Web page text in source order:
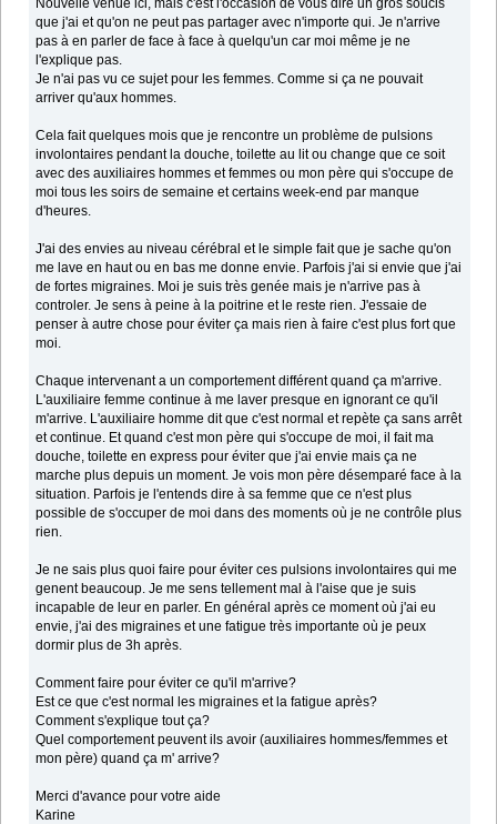
que j'ai et qu'on ne peut pas partager avec n'importe qui. Je n'arrive
pas à en parler de face à face à quelqu'un car moi même je ne
l'explique pas.
Je n'ai pas vu ce sujet pour les femmes. Comme si ça ne pouvait
arriver qu'aux hommes.
Cela fait quelques mois que je rencontre un problème de pulsions
involontaires pendant la douche, toilette au lit ou change que ce soit
avec des auxiliaires hommes et femmes ou mon père qui s'occupe de
moi tous les soirs de semaine et certains week-end par manque
d'heures.
J'ai des envies au niveau cérébral et le simple fait que je sache qu'on
me lave en haut ou en bas me donne envie. Parfois j'ai si envie que j'ai
de fortes migraines. Moi je suis très genée mais je n'arrive pas à
controler. Je sens à peine à la poitrine et le reste rien. J'essaie de
penser à autre chose pour éviter ça mais rien à faire c'est plus fort que
moi.
Chaque intervenant a un comportement différent quand ça m'arrive.
L'auxiliaire femme continue à me laver presque en ignorant ce qu'il
m'arrive. L'auxiliaire homme dit que c'est normal et repète ça sans arrêt
et continue. Et quand c'est mon père qui s'occupe de moi, il fait ma
douche, toilette en express pour éviter que j'ai envie mais ça ne
marche plus depuis un moment. Je vois mon père désemparé face à la
situation. Parfois je l'entends dire à sa femme que ce n'est plus
possible de s'occuper de moi dans des moments où je ne contrôle plus
rien.
Je ne sais plus quoi faire pour éviter ces pulsions involontaires qui me
genent beaucoup. Je me sens tellement mal à l'aise que je suis
incapable de leur en parler. En général après ce moment où j'ai eu
envie, j'ai des migraines et une fatigue très importante où je peux
dormir plus de 3h après.
Comment faire pour éviter ce qu'il m'arrive?
Est ce que c'est normal les migraines et la fatigue après?
Comment s'explique tout ça?
Quel comportement peuvent ils avoir (auxiliaires hommes/femmes et
mon père) quand ça m' arrive?
Merci d'avance pour votre aide
Karine